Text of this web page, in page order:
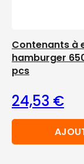
Contenants à
hamburger
pcs
24,53 €